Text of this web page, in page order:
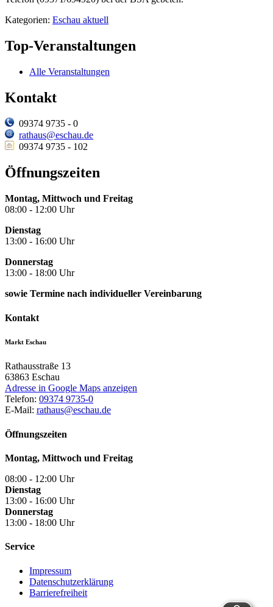
Kategorien: Eschau aktuell
Top-Veranstaltungen
Alle Veranstaltungen
Kontakt
09374 9735 - 0
rathaus@eschau.de
09374 9735 - 102
Öffnungszeiten
Montag, Mittwoch und Freitag
08:00 - 12:00 Uhr
Dienstag
13:00 - 16:00 Uhr
Donnerstag
13:00 - 18:00 Uhr
sowie Termine nach individueller Vereinbarung
Kontakt
Markt Eschau
Rathausstraße 13
63863 Eschau
Adresse in Google Maps anzeigen
Telefon: 09374 9735-0
E-Mail: rathaus@eschau.de
Öffnungszeiten
Montag, Mittwoch und Freitag
08:00 - 12:00 Uhr
Dienstag
13:00 - 16:00 Uhr
Donnerstag
13:00 - 18:00 Uhr
Service
Impressum
Datenschutzerklärung
Barrierefreiheit